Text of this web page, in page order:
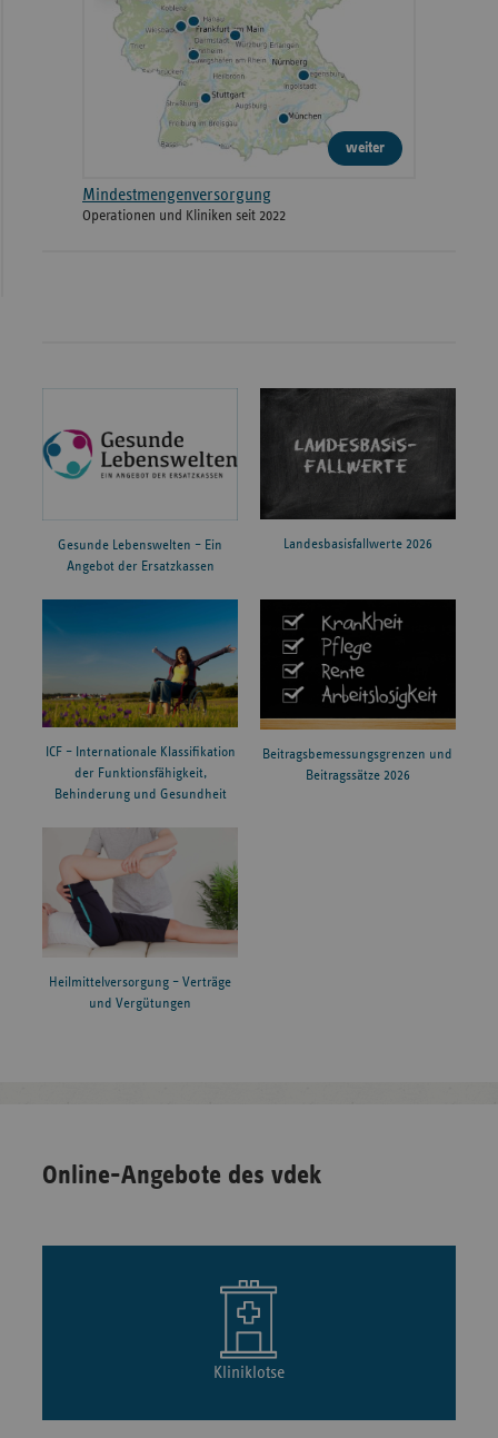
weiter
Mindestmengenversorgung
Operationen und Kliniken seit 2022
Gesunde Lebenswelten – Ein
Angebot der Ersatzkassen
Landesbasisfallwerte 2026
ICF – Internationale Klassifikation
der Funktionsfähigkeit,
Behinderung und Gesundheit
Beitragsbemessungsgrenzen und
Beitragssätze 2026
Heilmittelversorgung – Verträge
und Vergütungen
Online-Angebote des vdek
Kliniklotse